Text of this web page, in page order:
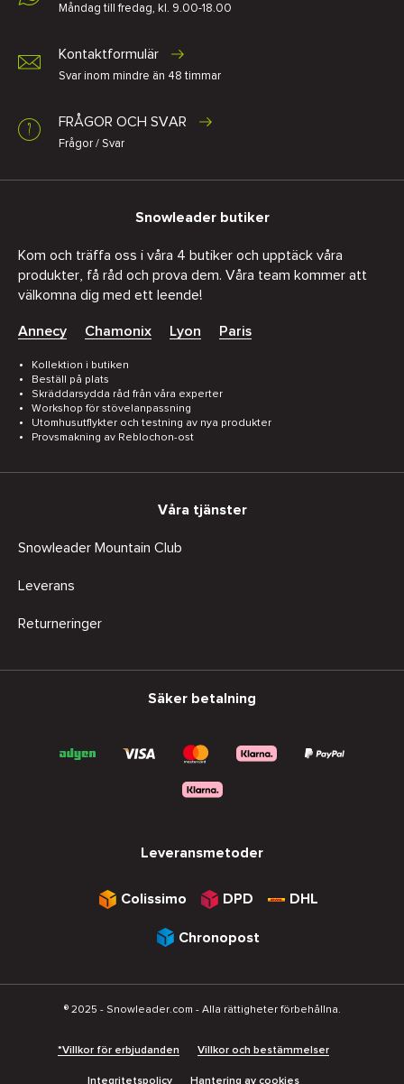
Måndag till fredag, kl. 9.00-18.00
Kontaktformulär
Svar inom mindre än 48 timmar
FRÅGOR OCH SVAR
Frågor / Svar
Snowleader butiker
Kom och träffa oss i våra 4 butiker och upptäck våra
produkter, få råd och prova dem. Våra team kommer att
välkomna dig med ett leende!
Annecy Chamonix Lyon Paris
Kollektion i butiken
Beställ på plats
Skräddarsydda råd från våra experter
Workshop för stövelanpassning
Utomhusutflykter och testning av nya produkter
Provsmakning av Reblochon-ost
Våra tjänster
Snowleader Mountain Club
Leverans
Returneringer
Säker betalning
Leveransmetoder
Colissimo DPD DHL
Chronopost
® 2025 - Snowleader.com - Alla rättigheter förbehållna.
*Villkor för erbjudanden Villkor och bestämmelser
Integritetspolicy Hantering av cookies